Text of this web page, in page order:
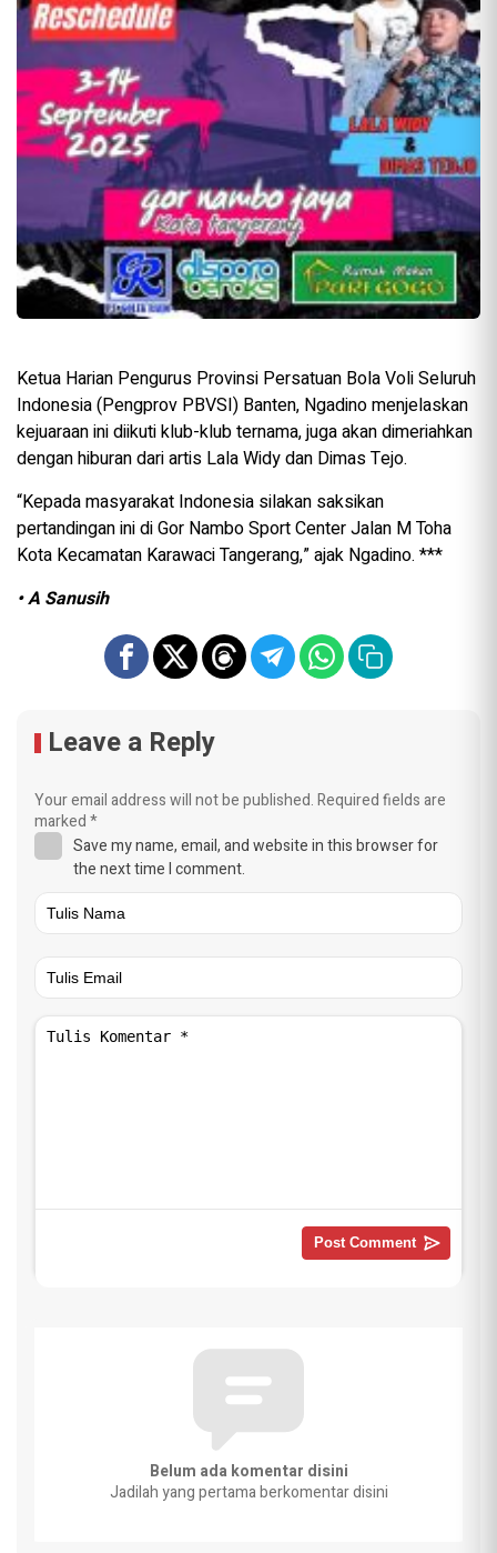
Ketua Harian Pengurus Provinsi Persatuan Bola Voli Seluruh
Indonesia (Pengprov PBVSI) Banten, Ngadino menjelaskan
kejuaraan ini diikuti klub-klub ternama, juga akan dimeriahkan
dengan hiburan dari artis Lala Widy dan Dimas Tejo.
“Kepada masyarakat Indonesia silakan saksikan
pertandingan ini di Gor Nambo Sport Center Jalan M Toha
Kota Kecamatan Karawaci Tangerang,” ajak Ngadino. ***
• A Sanusih
Leave a Reply
Your email address will not be published.Required fields are
marked*
Save my name, email, and website in this browser for
the next time I comment.
Belum ada komentar disini
Jadilah yang pertama berkomentar disini